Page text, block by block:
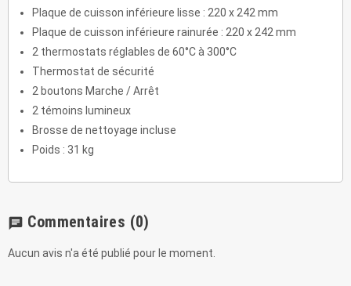
Plaque de cuisson inférieure lisse : 220 x 242 mm
Plaque de cuisson inférieure rainurée : 220 x 242 mm
2 thermostats réglables de 60°C à 300°C
Thermostat de sécurité
2 boutons Marche / Arrêt
2 témoins lumineux
Brosse de nettoyage incluse
Poids : 31 kg
chat Commentaires (0)
Aucun avis n'a été publié pour le moment.